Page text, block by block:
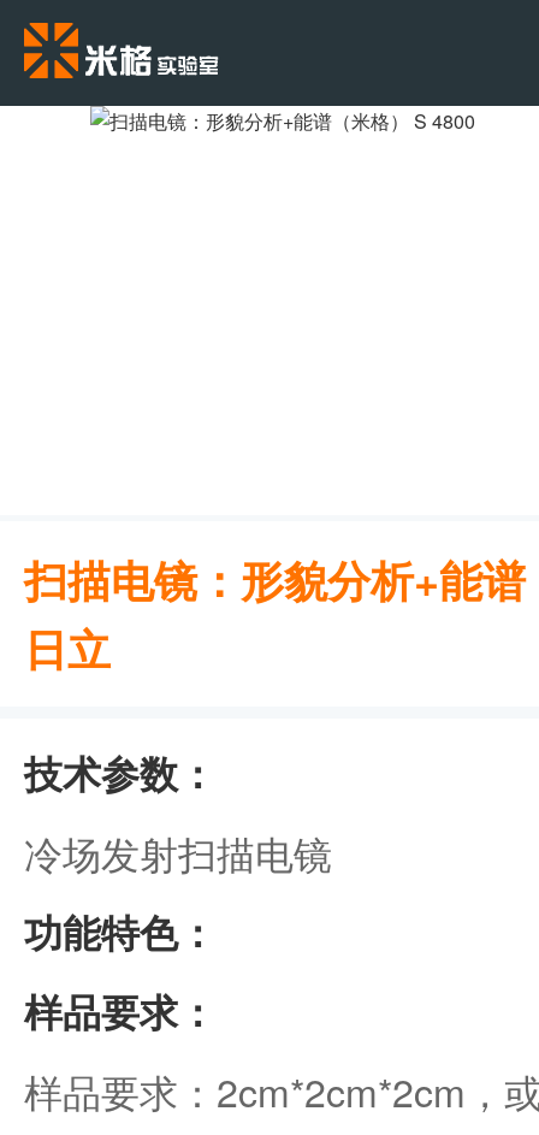
扫描电镜：形貌分析+能
日立
技术参数：
冷场发射扫描电镜
功能特色：
样品要求：
样品要求：2cm*2cm*2cm，